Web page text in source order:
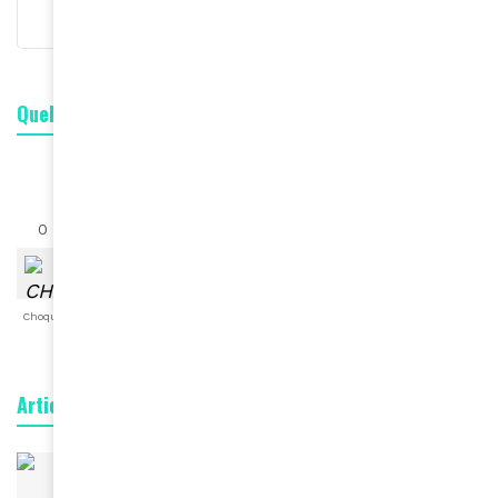
Quelle est votre réaction ?
0
Choqué
Articles connexes